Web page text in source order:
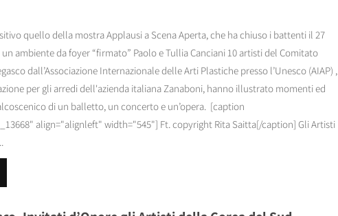
quello della mostra Applausi a Scena Aperta, che ha chiuso i battenti il 27
ambiente da foyer “firmato” Paolo e Tullia Canciani 10 artisti del Comitato
dall’Associazione Internazionale delle Arti Plastiche presso l’Unesco (AIAP) ,
per gli arredi dell'azienda italiana Zanaboni, hanno illustrato momenti ed
di un balletto, un concerto e un’opera. [caption
align="alignleft" width="545"] Ft. copyright Rita Saitta[/caption] Gli Artisti